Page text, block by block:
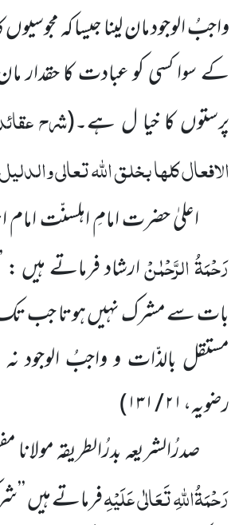
واجبُ الوجود مان لینا جیسا کہ
کے سوا کسی کو عبادت کا حقدار
پرستوں کا خیا ل ہے۔(شرح
الافعال کلہا بخلق اللہ تعالی
اعلیٰ حضرت امامِ اہلسنّت امام
رَحْمَۃُ الرَّحْمٰنْارشاد فرماتے ہیں :
بات سے مشرک نہیں ہوتا جب تک
مستقل بالذّات و واجبُ الوجود
رضویہ،۲۱ / ۱۳۱
)
صدرُالشریعہ بدرُالطریقہ مولانا
رَحْمَۃُاللہِ تَعَالٰی عَلَیْہِفرماتے ہیں